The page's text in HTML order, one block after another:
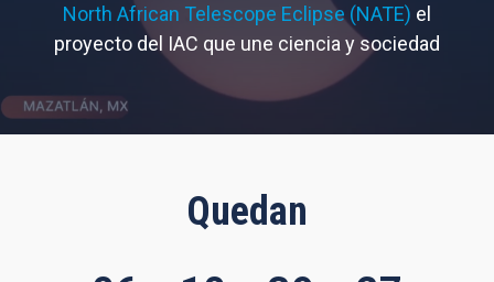
North African Telescope Eclipse (NATE) el
proyecto del IAC que une ciencia y sociedad
Quedan